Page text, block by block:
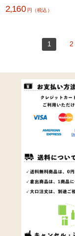
2,160 円（税込）
1 2